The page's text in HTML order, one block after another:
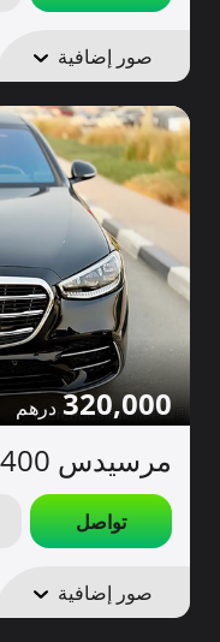
صور إضافية
320,000
مرسيدس S400 للبيع
تواصل
صور إضافية